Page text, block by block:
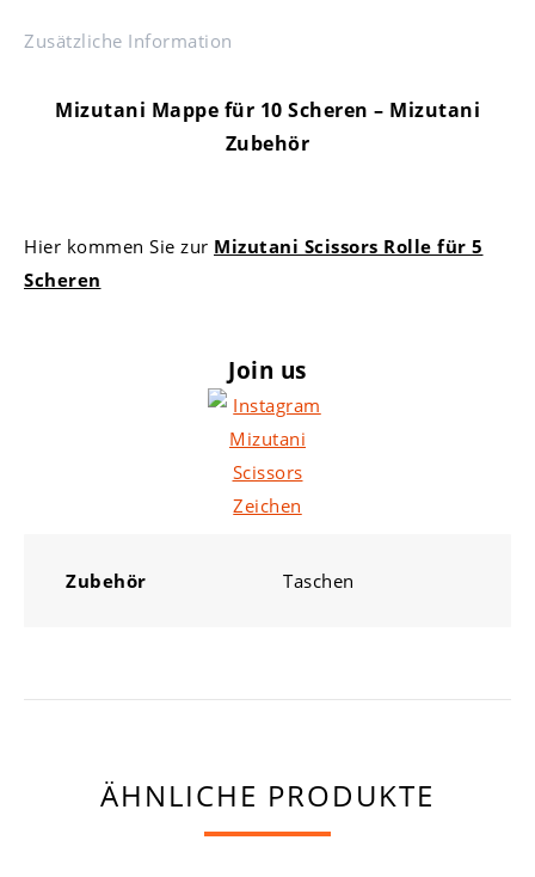
Zusätzliche Information
Mizutani Mappe für 10 Scheren – Mizutani
Zubehör
Hier kommen Sie zur Mizutani Scissors Rolle für 5
Scheren
Join us
Zubehör Taschen
ÄHNLICHE PRODUKTE